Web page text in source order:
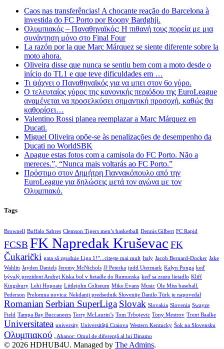
Caos nas transferências! A chocante reação do Barcelona à
investida do FC Porto por Roony Bardghji.
Ολυμπιακός – Παναθηναϊκός: Η πιθανή τους πορεία με μια
συνάντηση μόνο στο Final Four
La razón por la que Marc Márquez se siente diferente sobre la
moto ahora.
Oliveira disse que nunca se sentiu bem com a moto desde o
início do TL1 e que teve dificuldades em …
Τι ψάχνει ο Παναθηναϊκός για να μπει στον 6ο γύρο.
Ο τελευταίος γύρος της κανονικής περιόδου της EuroLeague
αναμένεται να προσελκύσει σημαντική προσοχή, καθώς θα
καθορίσει…
Valentino Rossi planea reemplazar a Marc Márquez en
Ducati.
Miguel Oliveira opõe-se às penalizações de desempenho da
Ducati no WorldSBK
Apague estas fotos com a camisola do FC Porto. Não a
mereces.”, “Nunca mais voltarás ao FC Porto.”
Πρόστιμο στον Δημήτρη Γιαννακόπουλο από την
EuroLeague για δηλώσεις μετά τον αγώνα με τον
Ολυμπιακό.
Tags
Brownell Buffalo Sabres Clemson Tigers men’s basketball Dennis Gilbert FC Rapid
FCSB FK Napredak Kruševac FK
Čukarički gata să zguduie Liga 1!”...citește mai mult Italy Jacob Bernard-Docker Jake
Wahlin Jayden Daniels Jeremy McNichols JJ Peterka judd Utermark Kalyn Ponga keď
bývalý prezident Andrej Kiska bol v lietadle do Rumunska keď sa zrazu lietadlo Kliff
Kingsbury Lehi Hopoate Littlejohn Coliseum Mike Evans Music Ole Miss baseball.
Pederson Prelomna novica: Nekdanji predsednik Slovenije Danilo Türk je napovedal
Romanian Serbian SuperLiga Slovak Slovakia Slovenia Swayze
Field Tampa Bay Buccaneers Terry McLaurin’s Tom Trbojevic Tony Mestrov Trent Baalke
Universitatea university Universității Craiova Western Kentucky Šok na Slovensku
Ολυμπιακού „Ahanor: Omul de diferență al lui Dinamo
© 2026 HDHUB4U. Managed by The Admins.